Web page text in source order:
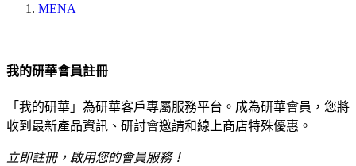
MENA
我的研華會員註冊
「我的研華」為研華客戶專屬服務平台。成為研華會員，您將
收到最新產品資訊、研討會邀請和線上商店特殊優惠。
立即註冊，啟用您的會員服務！